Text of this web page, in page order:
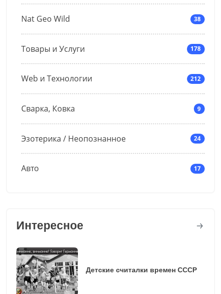
Nat Geo Wild 38
Товары и Услуги 178
Web и Технологии 212
Сварка, Ковка 9
Эзотерика / Неопознанное 24
Авто 17
Интересное
Детские считалки времен СССР